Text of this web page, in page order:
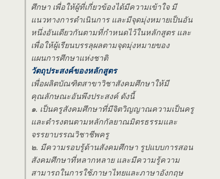
ศึกษา เพื่อให้ผู้ที่เกี่ยวข้องได้มีความเข้าใจ มี
แนวทางการดำเนินการ และมีจุดมุ่งหมายเป็นอัน
หนึ่งอันเดียวกันตามที่กำหนดไว้ในหลักสูตร และ
เพื่อให้ผู้เรียนบรรลุผลตามจุดมุ่งหมายของ
แผนการศึกษาแห่งชาติ
วัตถุประสงค์ของหลักสูตร
เพื่อผลิตบัณฑิตสาขาวิชาสังคมศึกษาให้มี
คุณลักษณะอันพึงประสงค์ ดังนี้
๑. เป็นครูสังคมศึกษาที่มีจิตวิญญาณความเป็นครู
และดำรงตนตามหลักกัลยาณมิตรธรรมและ
จรรยาบรรณวิชาชีพครู
๒. มีความรอบรู้ด้านสังคมศึกษา รูปแบบการสอน
สังคมศึกษาที่หลากหลาย และมีความรู้ความ
สามารถในการใช้ภาษาไทยและภาษาอังกฤษ